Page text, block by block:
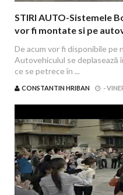
STIRI AUTO-Sistemele
vor fi montate si pe
De acum vor fi disponibile pe
Autovehiculul se deplasează
ce se petrece în ...
CONSTANTIN HRIBAN -